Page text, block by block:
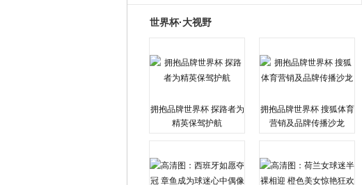
世界杯·大视野
拥抱品牌世界杯 探路者为
精英保驾护航
拥抱品牌世界杯 搜狐体育
营销及品牌传播沙龙